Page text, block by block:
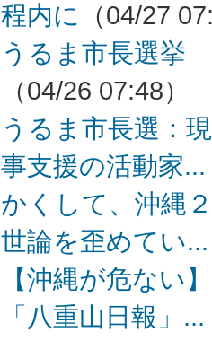
程内に
（04/27
うるま市長選挙
（04/26 07:48）
うるま市長選：
事支援の活動家...
かくして、沖縄
世論を歪めてい...
【沖縄が危な
「八重山日報」...